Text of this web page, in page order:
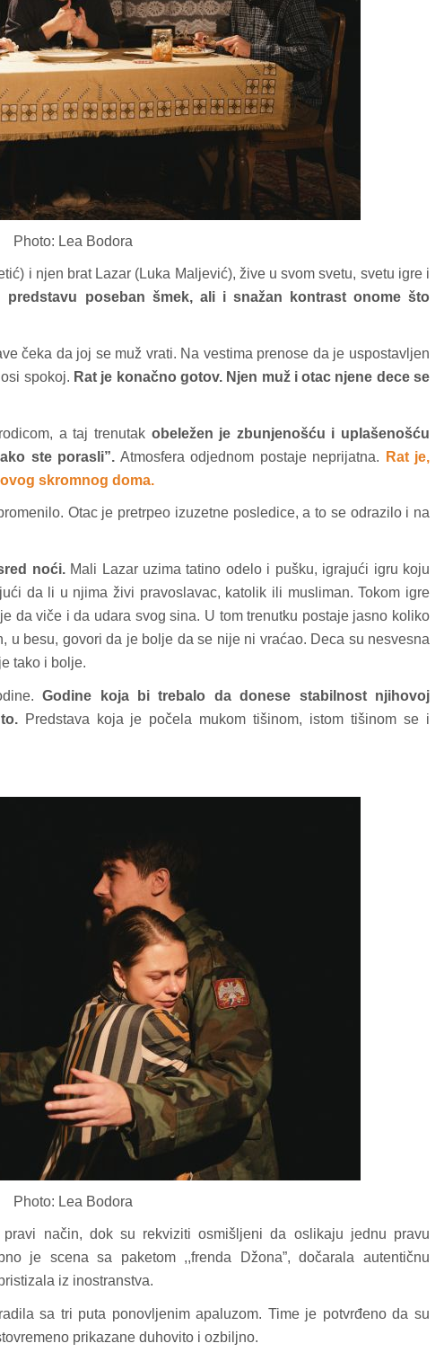
Photo: Lea Bodora
i njen brat Lazar (Luka Maljević), žive u svom svetu, svetu igre i
poseban šmek, ali i snažan kontrast onome što
čeka da joj se muž vrati. Na vestima prenose da je uspostavljen
spokoj. Rat je konačno gotov. Njen muž i otac njene dece se
a taj trenutak obeležen je zbunjenošću i uplašenošću
ste porasli”. Atmosfera odjednom postaje neprijatna.
Rat je,
skromnog doma.
Otac je pretrpeo izuzetne posledice, a to se odrazilo i na
noći. Mali Lazar uzima tatino odelo i pušku, igrajući igru koju
da li u njima živi pravoslavac, katolik ili musliman. Tokom igre
da viče i da udara svog sina. U tom trenutku postaje jasno koliko
u besu, govori da je bolje da se nije ni vraćao. Deca su nesvesna
tako i bolje.
Godine koja bi trebalo da donese stabilnost njihovoj
Predstava koja je počela mukom tišinom, istom tišinom se i
Photo: Lea Bodora
način, dok su rekviziti osmišljeni da oslikaju jednu pravu
je scena sa paketom ,,frenda Džona”, dočarala autentičnu
iz inostranstva.
sa tri puta ponovljenim apaluzom. Time je potvrđeno da su
prikazane duhovito i ozbiljno.
kod04-
2018